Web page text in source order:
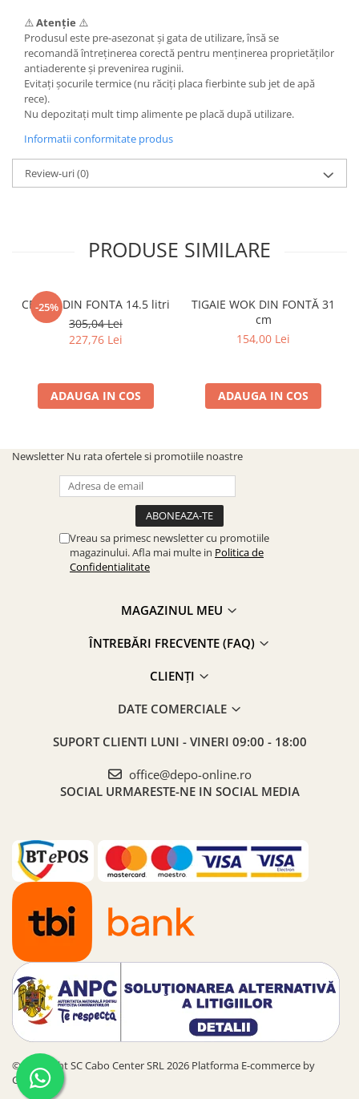
⚠️Atenție ⚠️
Produsul este pre-asezonat și gata de utilizare, însă se
recomandă întreținerea corectă pentru menținerea proprietăților
antiaderente și prevenirea ruginii.
Evitați șocurile termice (nu răciți placa fierbinte sub jet de apă
rece).
Nu depozitați mult timp alimente pe placă după utilizare.
Informatii conformitate produs
Review-uri(0)
PRODUSE SIMILARE
-25%
CEAUN DIN FONTA 14.5 litri
305,04 Lei
227,76 Lei
ADAUGA IN COS
TIGAIE WOK DIN FONTĂ 31
cm
154,00 Lei
ADAUGA IN COS
Newsletter Nu rata ofertele si promotiile noastre
Vreau sa primesc newsletter cu promotiile
magazinului. Afla mai multe in Politica de
Confidentialitate
MAGAZINUL MEU
ÎNTREBĂRI FRECVENTE (FAQ)
CLIENȚI
DATE COMERCIALE
SUPORT CLIENTI LUNI - VINERI 09:00 - 18:00
office@depo-online.ro
SOCIAL URMARESTE-NE IN SOCIAL MEDIA
©Copyright SC Cabo Center SRL 2026 Platforma E-commerce by
Gomag